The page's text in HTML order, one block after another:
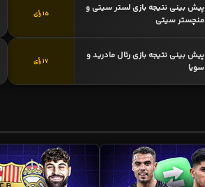
پیش بینی نتیجه بازی لستر سیتی و
منچستر سیتی
15 رأی
پیش بینی نتیجه بازی رئال مادرید و
سویا
17 رأی